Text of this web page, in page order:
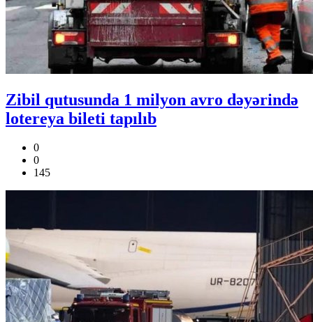
Zibil qutusunda 1 milyon avro dəyərində
lotereya bileti tapılıb
0
0
145